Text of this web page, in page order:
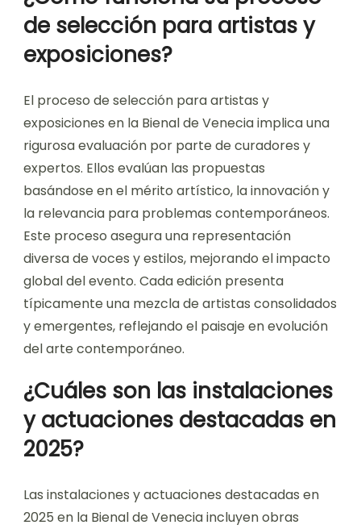
de selección para artistas y
exposiciones?
El proceso de selección para artistas y
exposiciones en la Bienal de Venecia implica una
rigurosa evaluación por parte de curadores y
expertos. Ellos evalúan las propuestas
basándose en el mérito artístico, la innovación y
la relevancia para problemas contemporáneos.
Este proceso asegura una representación
diversa de voces y estilos, mejorando el impacto
global del evento. Cada edición presenta
típicamente una mezcla de artistas consolidados
y emergentes, reflejando el paisaje en evolución
del arte contemporáneo.
¿Cuáles son las instalaciones
y actuaciones destacadas en
2025?
Las instalaciones y actuaciones destacadas en
2025 en la Bienal de Venecia incluyen obras